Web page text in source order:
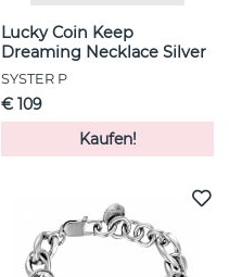
Lucky Coin Keep
Dreaming Necklace Silver
SYSTER P
€ 109
Kaufen!